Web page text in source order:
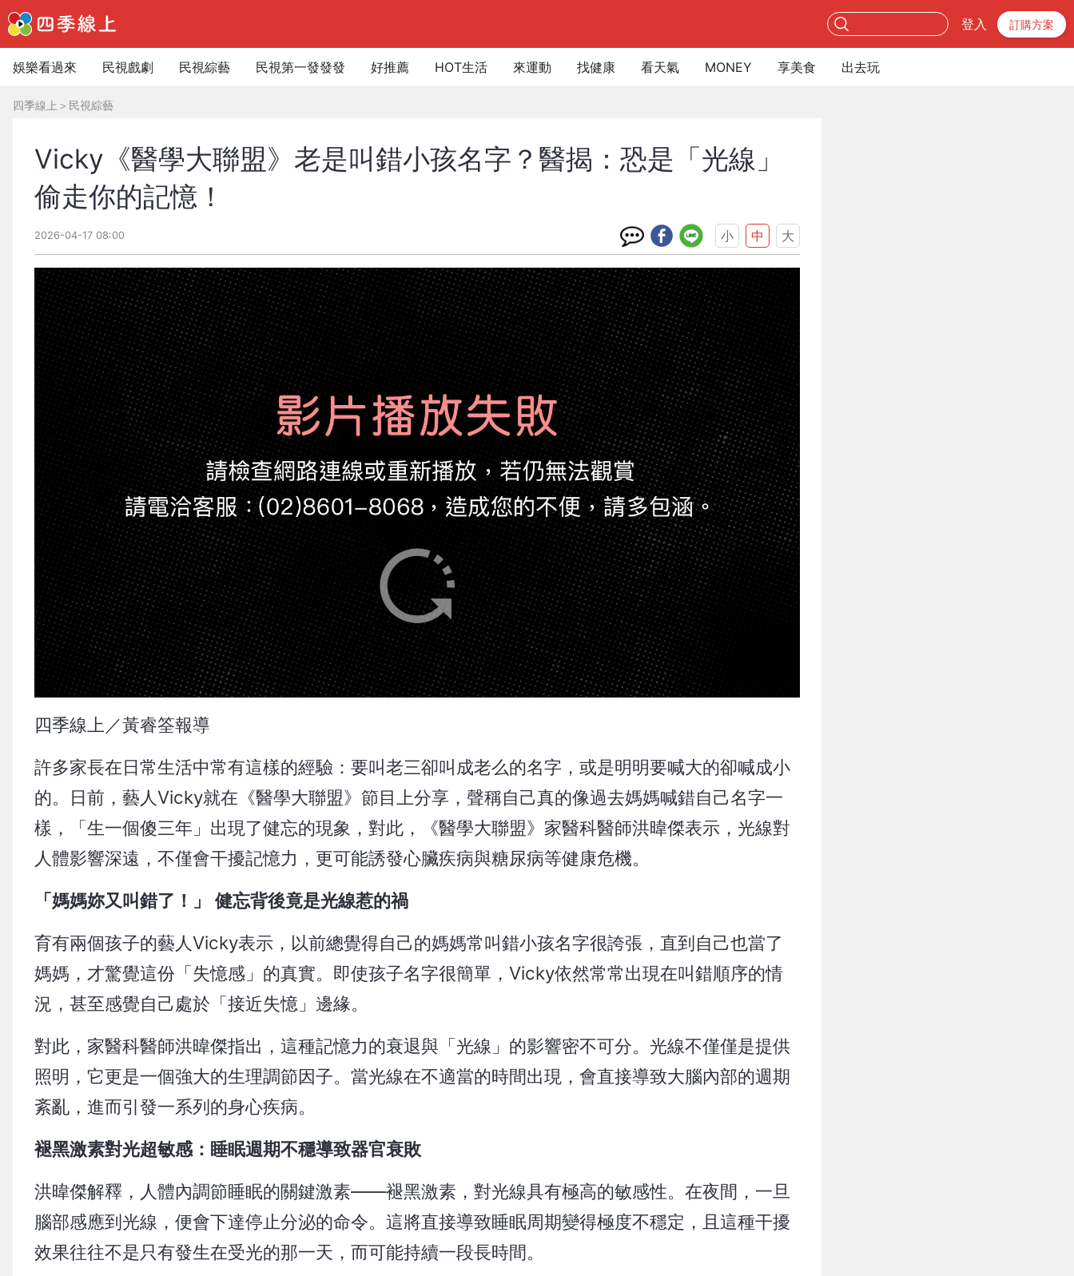
登入 訂購方案
娛樂看過來 民視戲劇 民視綜藝 民視第一發發發 好推薦 HOT生活 來運動 找健康 看天氣 MONEY 享美食 出去玩
四季線上 ＞ 民視綜藝
Vicky《醫學大聯盟》老是叫錯小孩名字？醫揭：恐是「光線」
偷走你的記憶！
2026-04-17 08:00 小 中 大
四季線上／黃睿筌報導
許多家長在日常生活中常有這樣的經驗：要叫老三卻叫成老么的名字，或是明明要喊大的卻喊成小
的。日前，藝人Vicky就在《醫學大聯盟》節目上分享，聲稱自己真的像過去媽媽喊錯自己名字一
樣，「生一個傻三年」出現了健忘的現象，對此，《醫學大聯盟》家醫科醫師洪暐傑表示，光線對
人體影響深遠，不僅會干擾記憶力，更可能誘發心臟疾病與糖尿病等健康危機。
「媽媽妳又叫錯了！」 健忘背後竟是光線惹的禍
育有兩個孩子的藝人Vicky表示，以前總覺得自己的媽媽常叫錯小孩名字很誇張，直到自己也當了
媽媽，才驚覺這份「失憶感」的真實。即使孩子名字很簡單，Vicky依然常常出現在叫錯順序的情
況，甚至感覺自己處於「接近失憶」邊緣。
對此，家醫科醫師洪暐傑指出，這種記憶力的衰退與「光線」的影響密不可分。光線不僅僅是提供
照明，它更是一個強大的生理調節因子。當光線在不適當的時間出現，會直接導致大腦內部的週期
紊亂，進而引發一系列的身心疾病。
褪黑激素對光超敏感：睡眠週期不穩導致器官衰敗
洪暐傑解釋，人體內調節睡眠的關鍵激素——褪黑激素，對光線具有極高的敏感性。在夜間，一旦
腦部感應到光線，便會下達停止分泌的命令。這將直接導致睡眠周期變得極度不穩定，且這種干擾
效果往往不是只有發生在受光的那一天，而可能持續一段長時間。